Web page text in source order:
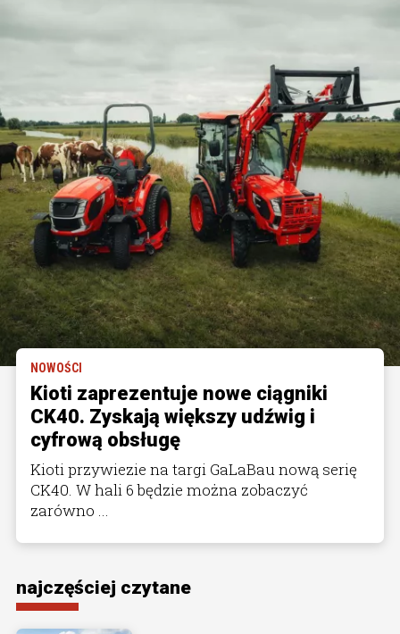
NOWOŚCI
Kioti zaprezentuje nowe ciągniki
CK40. Zyskają większy udźwig i
cyfrową obsługę
Kioti przywiezie na targi GaLaBau nową serię
CK40. W hali 6 będzie można zobaczyć
zarówno ...
najczęściej czytane